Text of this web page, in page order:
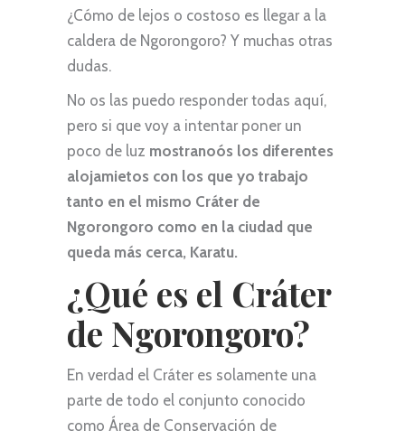
¿Cómo de lejos o costoso es llegar a la
caldera de Ngorongoro? Y muchas otras
dudas.
No os las puedo responder todas aquí,
pero si que voy a intentar poner un
poco de luz mostranoós los diferentes
alojamietos con los que yo trabajo
tanto en el mismo Cráter de
Ngorongoro como en la ciudad que
queda más cerca, Karatu.
¿Qué es el Cráter
de Ngorongoro?
En verdad el Cráter es solamente una
parte de todo el conjunto conocido
como Área de Conservación de